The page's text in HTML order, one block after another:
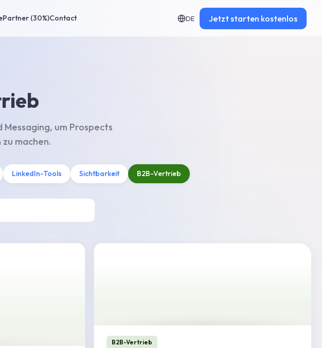
Partner (30%)Contact DE Jetzt starten kostenlos
um Prospects
machen.
LinkedIn-Tools Sichtbarkeit B2B-Vertrieb
B2B-Vertrieb